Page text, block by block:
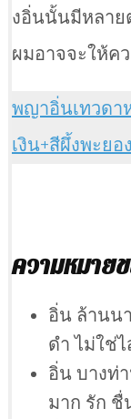
งอิ่นนั้นมีหลาย
ผมอาจจะให้ค
พญาอิ่นเทวดา
เงิน+สีผึ้งพะย
ความหมาย
อิ่น ล้านน
ดำ ไม่ใช่
อิ่น บางท่
มาก รัก